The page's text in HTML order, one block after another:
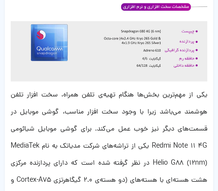
یکی از مهم‌ترین بخش‌ها هنگام تهیه‌ی تلفن همراه، سخت افزار تلفن
هوشمند می‌باشد زیرا با وجود سخت افزار مناسب، گوشی موبایل در
قسمت‌های دیگر نیز خوب عمل می‌کند‌. برای گوشی موبایل شیائومی
Redmi Note 11 4G یکی از تراشه‌های شرکت مدیاتک به نام MediaTek
Helio G88 (12nm) در نظر گرفته شده است که دارای پردازنده مرکزی
هشت هسته‌ای با هسته‌های (دو هسته‌ی 2.0 گیگاهرتزی Cortex-A75 و